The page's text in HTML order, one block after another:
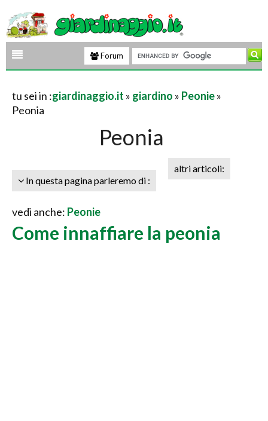
Forum
tu sei in :giardinaggio.it » giardino » Peonie»
Peonia
Peonia
In questa pagina parleremo di :
altri articoli:
vedi anche: Peonie
Come innaffiare la peonia